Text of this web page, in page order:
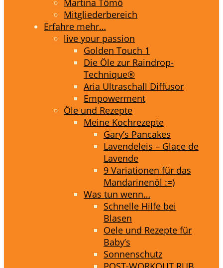
Martina Tömö
Mitgliederbereich
Erfahre mehr…
live your passion
Golden Touch 1
Die Öle zur Raindrop-
Technique®
Aria Ultraschall Diffusor
Empowerment
Öle und Rezepte
Meine Kochrezepte
Gary’s Pancakes
Lavendeleis – Glace de
Lavende
9 Variationen für das
Mandarinenöl :=)
Was tun wenn…
Schnelle Hilfe bei
Blasen
Oele und Rezepte für
Baby’s
Sonnenschutz